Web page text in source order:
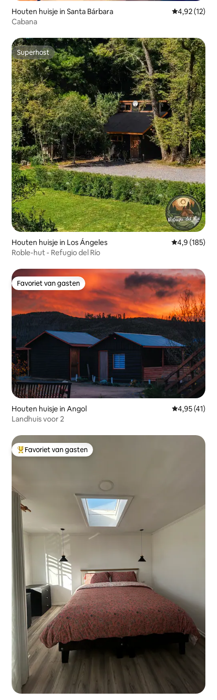
Houten huisje in Santa Bárbara Gemiddelde
4,92 (12)
Cabana
Superhost
Superhost
Houten huisje in Los Ángeles Gemiddelde
4,9 (185)
Roble-hut - Refugio del Río
Favoriet van gasten
Favoriet van gasten
Houten huisje in Angol Gemiddelde
4,95 (41)
Landhuis voor 2
Topfavoriet van gasten
Favoriet van gasten